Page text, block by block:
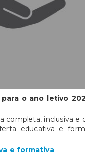
o ano letivo
completa, inclusiva e
educativa e
e formativa